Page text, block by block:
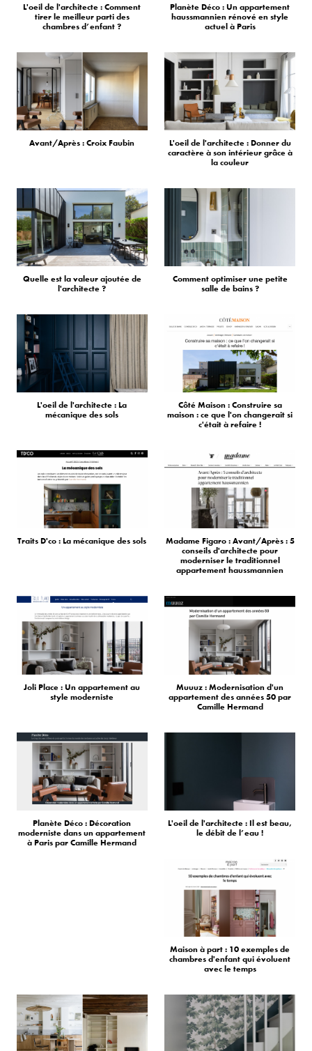
L'oeil de l'architecte : Comment
tirer le meilleur parti des
chambres d’enfant ?
Planète Déco : Un appartement
haussmannien rénové en style
actuel à Paris
Avant/Après : Croix Faubin
L'oeil de l'architecte : Donner du
caractère à son intérieur grâce à
la couleur
Quelle est la valeur ajoutée de
l'architecte ?
Comment optimiser une petite
salle de bains ?
L'oeil de l'architecte : La
mécanique des sols
Côté Maison : Construire sa
maison : ce que l'on changerait si
c'était à refaire !
Traits D'co : La mécanique des sols
Madame Figaro : Avant/Après : 5
conseils d'architecte pour
moderniser le traditionnel
appartement haussmannien
Joli Place : Un appartement au
style moderniste
Muuuz : Modernisation d'un
appartement des années 50 par
Camille Hermand
Planète Déco : Décoration
moderniste dans un appartement
à Paris par Camille Hermand
L'oeil de l'architecte : Il est beau,
le débit de l’eau !
Maison à part : 10 exemples de
chambres d'enfant qui évoluent
avec le temps